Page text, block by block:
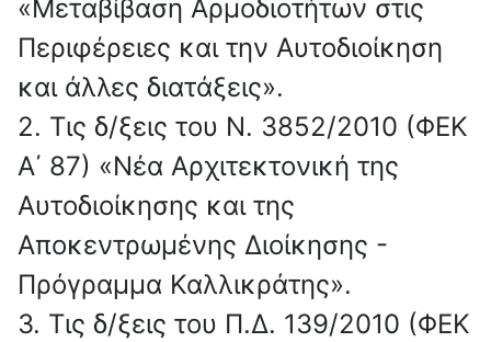
«Μεταβίβαση Αρμοδιοτήτων στις
Περιφέρειες και την Αυτοδιοίκηση
και άλλες διατάξεις».
2. Τις δ/ξεις του Ν. 3852/2010 (ΦΕΚ
Α΄ 87) «Νέα Αρχιτεκτονική της
Αυτοδιοίκησης και της
Αποκεντρωμένης Διοίκησης -
Πρόγραμμα Καλλικράτης».
3. Τις δ/ξεις του Π.Δ. 139/2010 (ΦΕΚ